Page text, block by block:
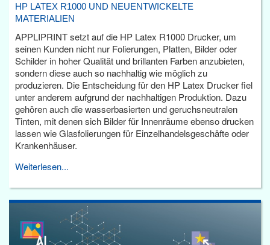
HP LATEX R1000 UND NEUENTWICKELTE
MATERIALIEN
APPLIPRINT setzt auf die HP Latex R1000 Drucker, um
seinen Kunden nicht nur Folierungen, Platten, Bilder oder
Schilder in hoher Qualität und brillanten Farben anzubieten,
sondern diese auch so nachhaltig wie möglich zu
produzieren. Die Entscheidung für den HP Latex Drucker fiel
unter anderem aufgrund der nachhaltigen Produktion. Dazu
gehören auch die wasserbasierten und geruchsneutralen
Tinten, mit denen sich Bilder für Innenräume ebenso drucken
lassen wie Glasfolierungen für Einzelhandelsgeschäfte oder
Krankenhäuser.
Weiterlesen...